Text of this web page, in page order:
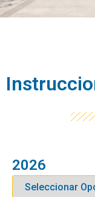
2026